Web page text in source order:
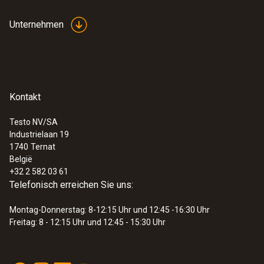
Unternehmen
Kontakt
Testo NV/SA
Industrielaan 19
1740 Ternat
België
+32 2 582 03 61
Telefonisch erreichen Sie uns:
Montag-Donnerstag: 8-12:15 Uhr und 12:45 -16:30 Uhr
Freitag: 8 - 12:15 Uhr und 12:45 - 15:30 Uhr